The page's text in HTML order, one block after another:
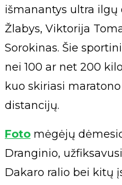
išmanantys ultra ilgų
Žlabys, Viktorija
Sorokinas. Šie
nei 100 ar net 200
kuo skiriasi
distancijų.
Foto mėgėjų
Dranginio,
Dakaro ralio bei kitų